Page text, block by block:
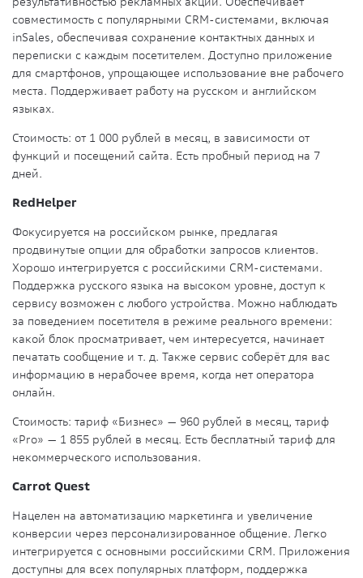
совместимость с популярными CRM-системами, включая
inSales, обеспечивая сохранение контактных данных и
переписки с каждым посетителем. Доступно приложение
для смартфонов, упрощающее использование вне рабочего
места. Поддерживает работу на русском и английском
языках.
Стоимость: от 1 000 рублей в месяц, в зависимости от
функций и посещений сайта. Есть пробный период на 7
дней.
RedHelper
Фокусируется на российском рынке, предлагая
продвинутые опции для обработки запросов клиентов.
Хорошо интегрируется с российскими CRM-системами.
Поддержка русского языка на высоком уровне, доступ к
сервису возможен с любого устройства. Можно наблюдать
за поведением посетителя в режиме реального времени:
какой блок просматривает, чем интересуется, начинает
печатать сообщение и т. д. Также сервис соберёт для вас
информацию в нерабочее время, когда нет оператора
онлайн.
Стоимость: тариф «Бизнес» — 960 рублей в месяц, тариф
«Pro» — 1 855 рублей в месяц. Есть бесплатный тариф для
некоммерческого использования.
Carrot Quest
Нацелен на автоматизацию маркетинга и увеличение
конверсии через персонализированное общение. Легко
интегрируется с основными российскими CRM. Приложения
доступны для всех популярных платформ, поддержка